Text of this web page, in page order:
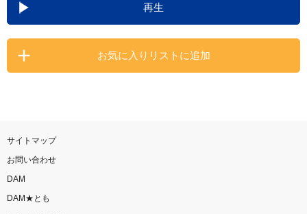
カラオケ最新情報をチェック！
再生
お気に入りリストに追加
サイトマップ
お問い合わせ
DAM
DAM★とも